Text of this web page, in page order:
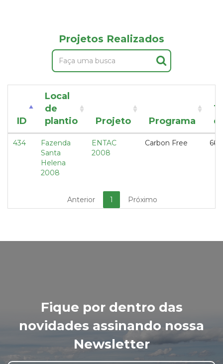
Projetos Realizados
ID
Local
de
plantio
Projeto Programa
434
Fazenda
Santa
Helena
2008
ENTAC
2008
Carbon Free
Anterior 1 Próximo
Fique por dentro das
novidades assinando nossa
Newsletter